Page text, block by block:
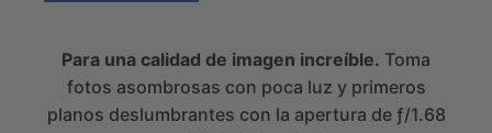
Para una calidad de imagen increíble. Toma
fotos asombrosas con poca luz y primeros
planos deslumbrantes con la apertura de ƒ/1.68